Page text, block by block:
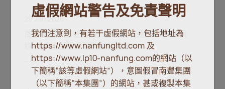
29 Jan 2026
南豐集團「正值租約」計劃提前達成2025年目
標 攜手逾百租戶驅動創新變革
虛假網站警告及免責聲明
我們注意到，有若干虛假網站，包括地址為
https://www.nanfungltd.com 及
https://www.lp10-nanfung.com的網站（以
下簡稱“該等虛假網站”），意圖假冒南豐集團
（以下簡稱“本集團”）的網站，甚或複製本集